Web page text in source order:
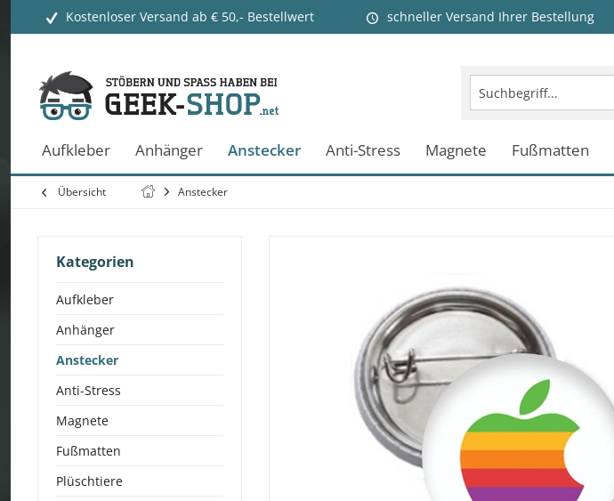
Kostenloser Versand ab € 50,- Bestellwert schneller Versand Ihrer Bestellung
Aufkleber Anhänger Anstecker Anti-Stress Magnete Fußmatten
Übersicht Anstecker
Kategorien
Aufkleber
Anhänger
Anstecker
Anti-Stress
Magnete
Fußmatten
Plüschtiere